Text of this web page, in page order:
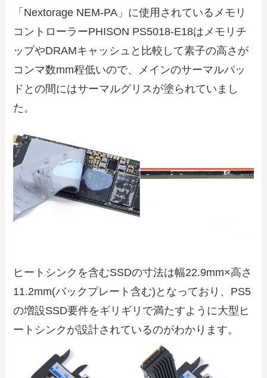
「Nextorage NEM-PA」に使用されているメモリ
コントローラーPHISON PS5018-E18はメモリチ
ップやDRAMキャッシュと比較して素子の高さが
コンマ数mm程低いので、メインのサーマルパッ
ドとの間にはサーマルグリスが塗られていまし
た。
ヒートシンクを含むSSDの寸法は幅22.9mm×高さ
11.2mm(バックプレート含む)となっており、PS5
の増設SSD要件をギリギリで満たすように大型ヒ
ートシンクが設計されているのがわかります。